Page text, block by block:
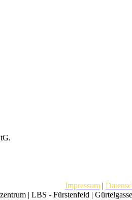
Impressum|
| LBS - Fürstenfeld |